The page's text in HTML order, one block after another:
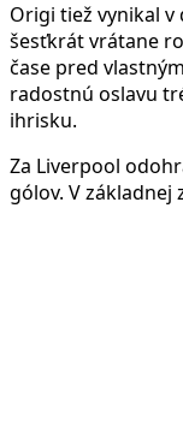
Origi tiež vynikal
šesťkrát vrátane
čase pred
radostnú oslavu
ihrisku.
Za Liverpool
gólov. V základnej